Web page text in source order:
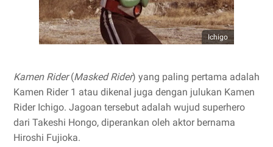
Ichigo
Kamen Rider(Masked Rider) yang paling pertama adalah
Kamen Rider 1 atau dikenal juga dengan julukan Kamen
Rider Ichigo. Jagoan tersebut adalah wujud superhero
dari Takeshi Hongo, diperankan oleh aktor bernama
Hiroshi Fujioka.